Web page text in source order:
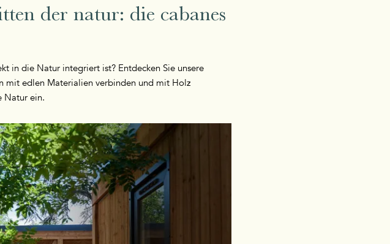
der natur: die cabanes
in die Natur integriert ist? Entdecken Sie unsere
mit edlen Materialien verbinden und mit Holz
Natur ein.